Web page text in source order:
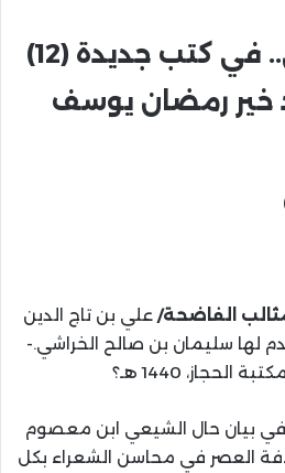
في كتب جديدة (12)
خير رمضان يوسف
الفاضحة/علي بن تاج الدين
(ت 1125 هـ)؛ قدم لها سليمان بن صالح الخراشي.-
الحجاز، 1440 هـ؟
في بيان حال الشيعي ابن معصوم
العصر في محاسن الشعراء بكل